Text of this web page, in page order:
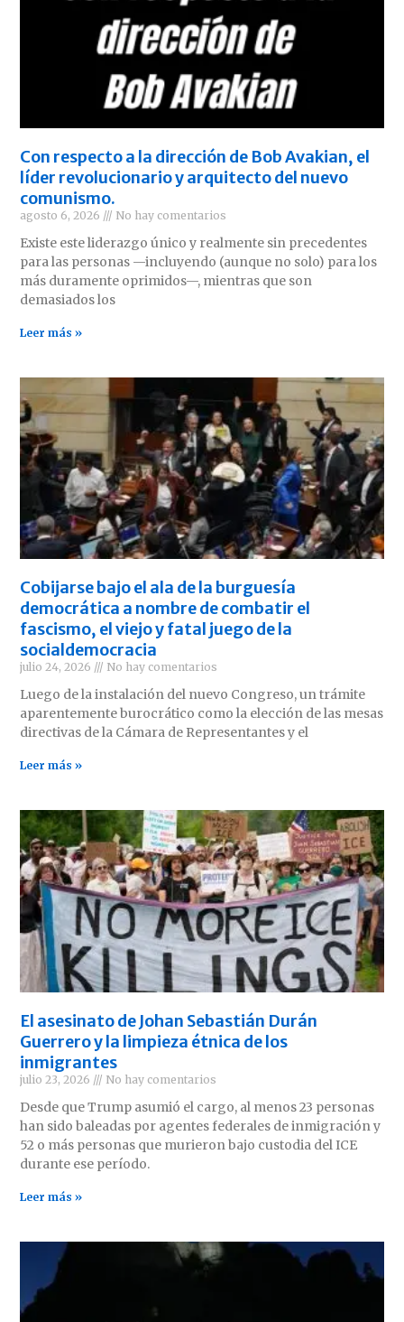
Con respecto a la dirección de Bob Avakian, el
líder revolucionario y arquitecto del nuevo
comunismo.
agosto 6, 2026 No hay comentarios
Existe este liderazgo único y realmente sin precedentes
para las personas —incluyendo (aunque no solo) para los
más duramente oprimidos—, mientras que son
demasiados los
Leer más »
Cobijarse bajo el ala de la burguesía
democrática a nombre de combatir el
fascismo, el viejo y fatal juego de la
socialdemocracia
julio 24, 2026 No hay comentarios
Luego de la instalación del nuevo Congreso, un trámite
aparentemente burocrático como la elección de las mesas
directivas de la Cámara de Representantes y el
Leer más »
El asesinato de Johan Sebastián Durán
Guerrero y la limpieza étnica de los
inmigrantes
julio 23, 2026 No hay comentarios
Desde que Trump asumió el cargo, al menos 23 personas
han sido baleadas por agentes federales de inmigración y
52 o más personas que murieron bajo custodia del ICE
durante ese período.
Leer más »